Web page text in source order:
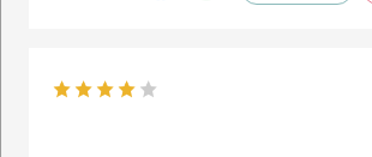
ヒールの靴でこんなことはなかったのでびっく